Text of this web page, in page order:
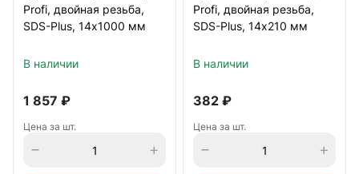
Profi, двойная резьба,
SDS-Plus, 14х1000 мм
В наличии
1 857 ₽
Цена за шт.
Profi, двойная резьба,
SDS-Plus, 14х210 мм
В наличии
382 ₽
Цена за шт.